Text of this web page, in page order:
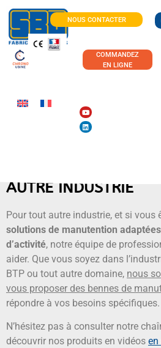
NOUS CONTACTER
COMMANDEZ
EN LIGNE
AUTRE INDUSTRIE
Pour tout autre industrie, et si vous
solutions de manutention
d’activité, notre équipe de
aider. Que vous soyez dans
BTP ou tout autre domaine, nous
vous proposer des bennes de
répondre à vos besoins spécifiques.
N’hésitez pas à consulter notre
découvrir nos produits en vidéos en